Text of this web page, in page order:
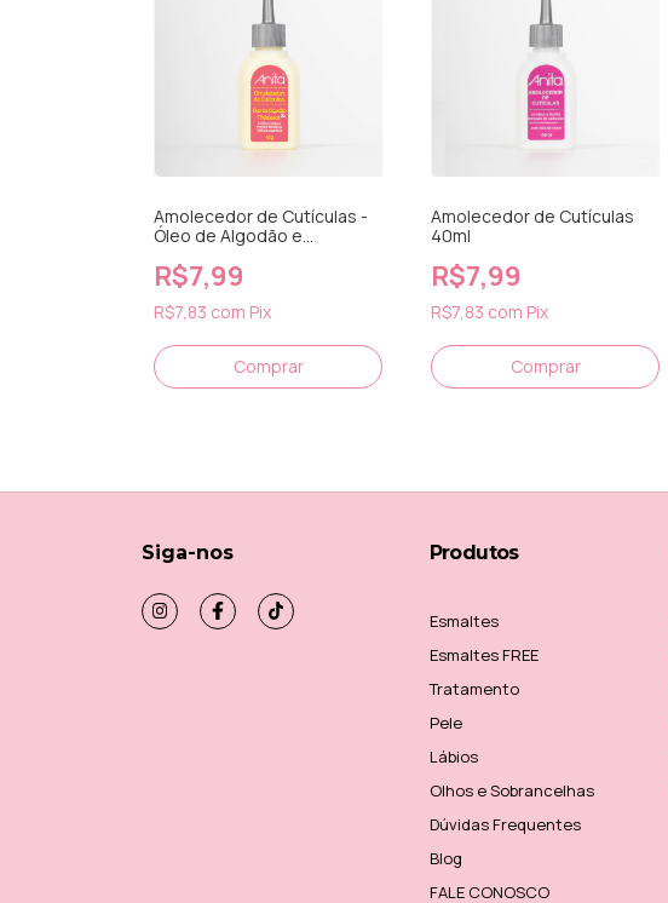
Amolecedor de Cutículas -
Óleo de Algodão e
R$7,99
R$7,83 com Pix
Amolecedor de Cutículas
40ml
R$7,99
R$7,83 com Pix
Siga-nos Produtos
Esmaltes
Esmaltes FREE
Tratamento
Pele
Lábios
Olhos e Sobrancelhas
Dúvidas Frequentes
Blog
FALE CONOSCO